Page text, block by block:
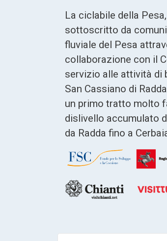
La ciclabile della
sottoscritto da
fluviale del Pesa
collaborazione con il
servizio alle attività di
San Cassiano di
un primo tratto molto
dislivello accumulato
da Radda fino a